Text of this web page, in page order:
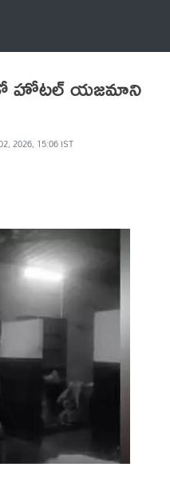
హోటల్ యజమాని
2026, 15:06 IST